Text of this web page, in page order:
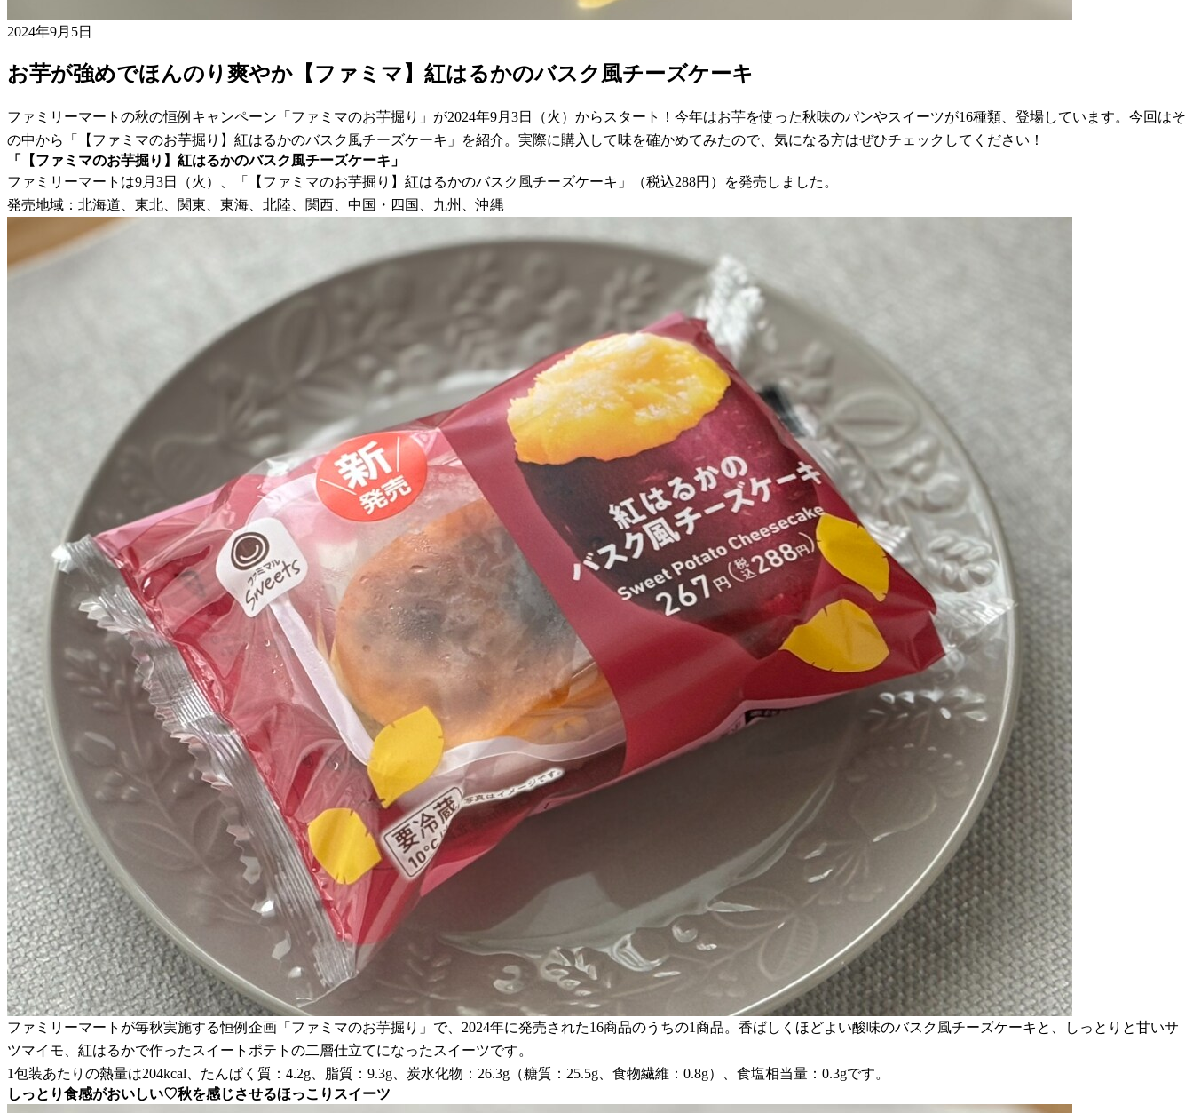
2024年9月5日
お芋が強めでほんのり爽やか【ファミマ】紅はるかのバスク風チーズケーキ
ファミリーマートの秋の恒例キャンペーン「ファミマのお芋掘り」が2024年9月3日（火）からスタート！今年はお芋を使った秋味のパンやスイーツが16種類、登場しています。今回はそ
の中から「【ファミマのお芋掘り】紅はるかのバスク風チーズケーキ」を紹介。実際に購入して味を確かめてみたので、気になる方はぜひチェックしてください！
「【ファミマのお芋掘り】紅はるかのバスク風チーズケーキ」
ファミリーマートは9月3日（火）、「【ファミマのお芋掘り】紅はるかのバスク風チーズケーキ」（税込288円）を発売しました。
発売地域：北海道、東北、関東、東海、北陸、関西、中国・四国、九州、沖縄
ファミリーマートが毎秋実施する恒例企画「ファミマのお芋掘り」で、2024年に発売された16商品のうちの1商品。香ばしくほどよい酸味のバスク風チーズケーキと、しっとりと甘いサ
ツマイモ、紅はるかで作ったスイートポテトの二層仕立てになったスイーツです。
1包装あたりの熱量は204kcal、たんぱく質：4.2g、脂質：9.3g、炭水化物：26.3g（糖質：25.5g、食物繊維：0.8g）、食塩相当量：0.3gです。
しっとり食感がおいしい♡秋を感じさせるほっこりスイーツ